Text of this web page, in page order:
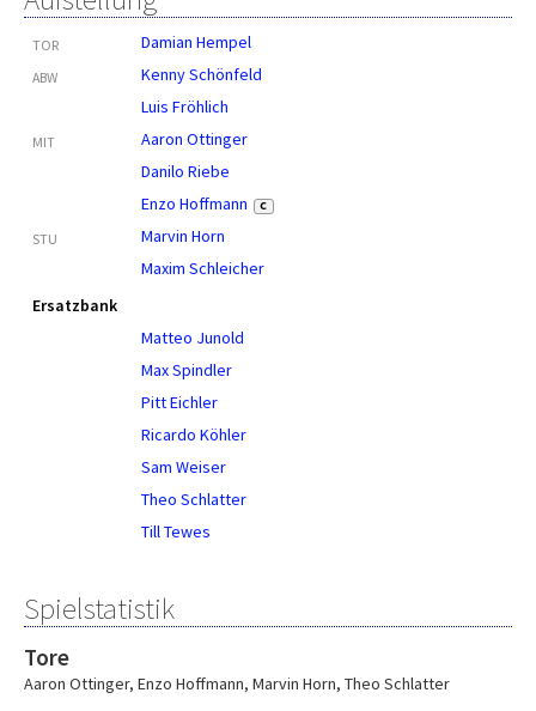
TOR Damian Hempel
ABW
Kenny Schönfeld
Luis Fröhlich
MIT
Aaron Ottinger
Danilo Riebe
Enzo Hoffmann
C
STU
Marvin Horn
Maxim Schleicher
Ersatzbank
Matteo Junold
Max Spindler
Pitt Eichler
Ricardo Köhler
Sam Weiser
Theo Schlatter
Till Tewes
Spielstatistik
Tore
Aaron Ottinger, Enzo Hoffmann, Marvin Horn, Theo Schlatter